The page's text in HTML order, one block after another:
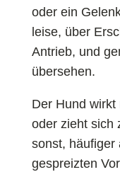
oder ein
leise, über
Antrieb, und
übersehen.
Der Hund
oder zieht sich
sonst, häufiger
gespreizten